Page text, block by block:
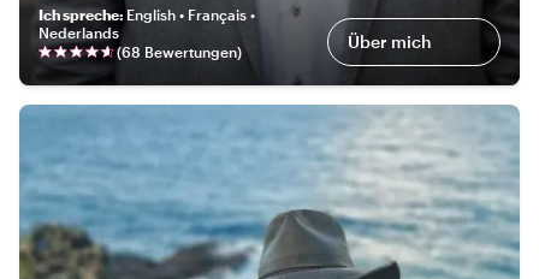
Ich spreche: English • Français •
Nederlands
(68 Bewertungen) Über mich